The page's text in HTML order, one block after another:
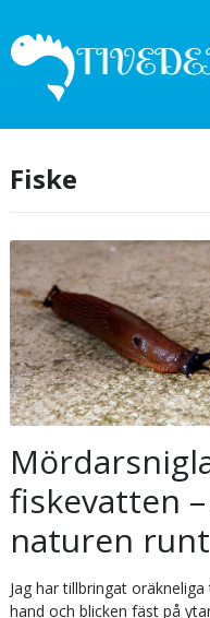
Fiske
fiskevatten
naturen
Jag har tillbringat
hand och blicken fäst på